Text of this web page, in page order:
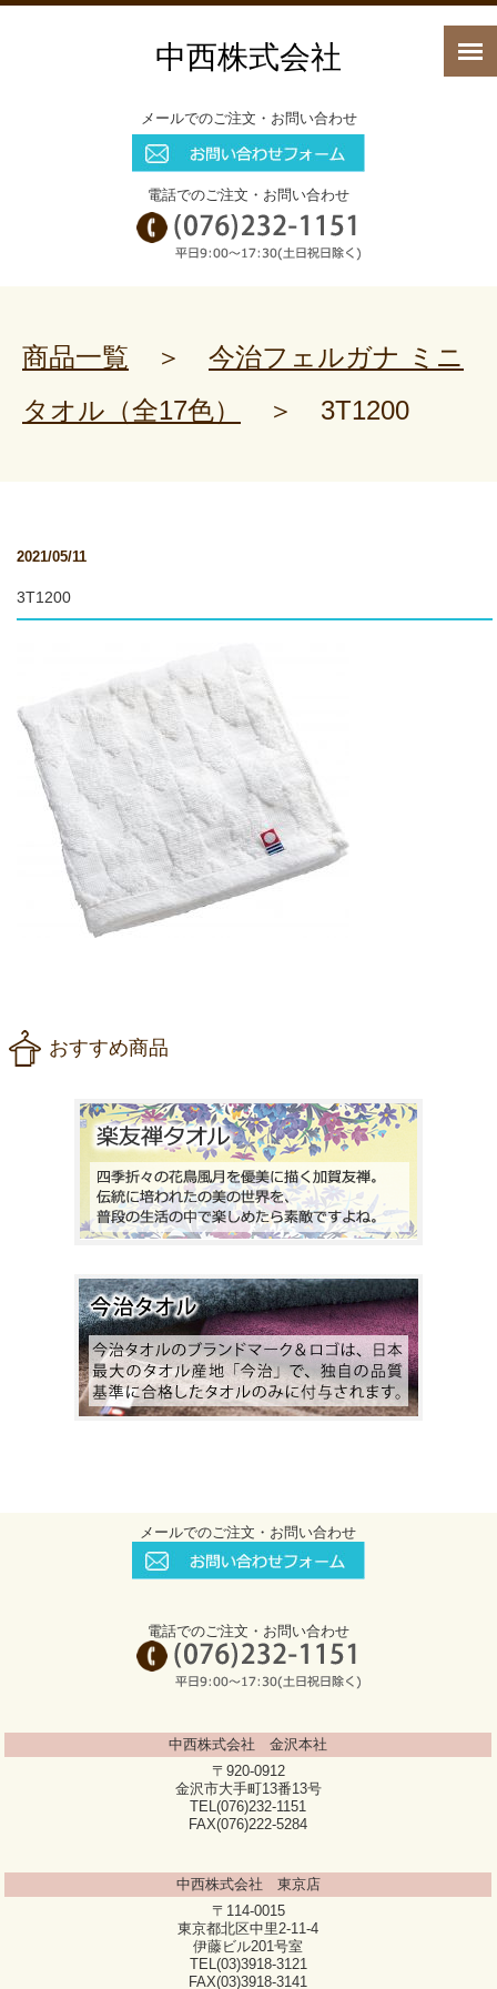
中西株式会社
メールでのご注文・お問い合わせ
電話でのご注文・お問い合わせ
商品一覧 ＞ 今治フェルガナ ミニ
タオル（全17色）
＞ 3T1200
2021/05/11
3T1200
おすすめ商品
メールでのご注文・お問い合わせ
電話でのご注文・お問い合わせ
中西株式会社 金沢本社
〒920-0912
金沢市大手町13番13号
TEL(076)232-1151
FAX(076)222-5284
中西株式会社 東京店
〒114-0015
東京都北区中里2-11-4
伊藤ビル201号室
TEL(03)3918-3121
FAX(03)3918-3141